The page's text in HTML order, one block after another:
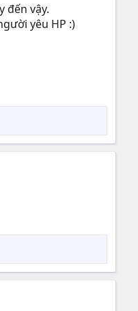
đến vậy.
yêu HP :)